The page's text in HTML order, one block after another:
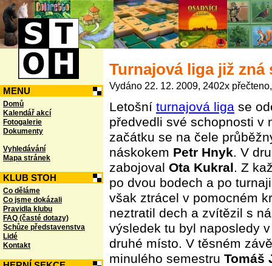
MENU
Domů
Kalendář akcí
Fotogalerie
Dokumenty
Vyhledávání
Mapa stránek
KLUB STOH
Co děláme
Co jsme dokázali
Pravidla klubu
FAQ (časté dotazy)
Schůze představenstva
Lidé
Kontakt
Turnajová liga již zná
Vydáno 22. 12. 2009, 2402x
Letošní turnajová liga se
předvedli své schopnosti v
začátku se na čele
náskokem Petr Hnyk. V
zabojoval Ota Kukral. Z
po dvou bodech a po
však ztrácel v pomocném
neztratil dech a zvítězil s
výsledek tu byl naposledy
druhé místo. V těsném
minulého semestru Tomáš